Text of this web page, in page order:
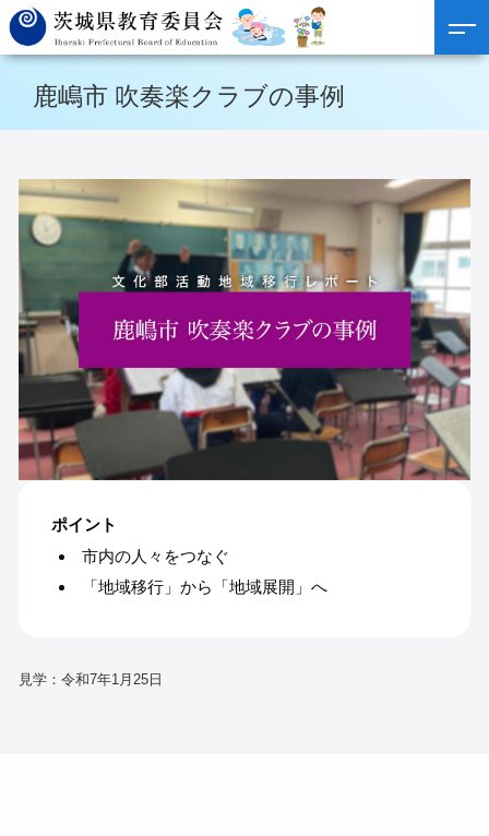
鹿嶋市 吹奏楽クラブの事例
ポイント
市内の人々をつなぐ
「地域移行」から「地域展開」へ
見学：令和7年1月25日